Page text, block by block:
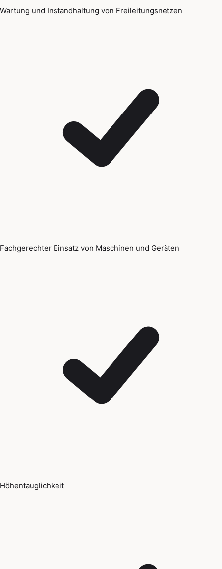
Wartung und Instandhaltung von Freileitungsnetzen
Fachgerechter Einsatz von Maschinen und Geräten
Höhentauglichkeit